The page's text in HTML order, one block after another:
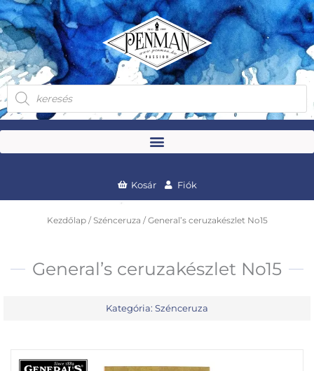
Skip
to
content
Products
search
Kosár Fiók
Kezdőlap/Szénceruza / General’s ceruzakészlet No15
General’s ceruzakészlet No15
Kategória: Szénceruza